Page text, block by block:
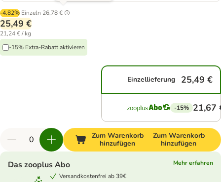
-4.82% Einzeln 26,78 €
25,49 €
21,24 € / kg
-15% Extra-Rabatt aktivieren
Einzellieferung 25,49 €
-15% 21,67
Zum Warenkorb
hinzufügen
Zum Warenkorb
hinzufügen
Das zooplus Abo
Mehr erfahren
Versandkostenfrei ab 39€